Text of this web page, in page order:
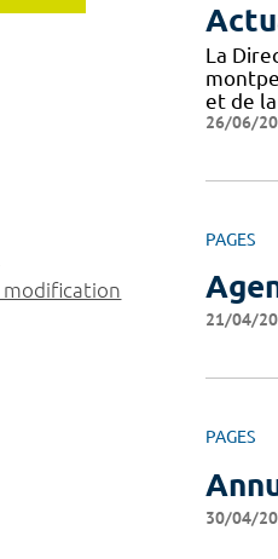
La
et de la
26/06/
PAGES
21/04/
PAGES
30/04/
modification